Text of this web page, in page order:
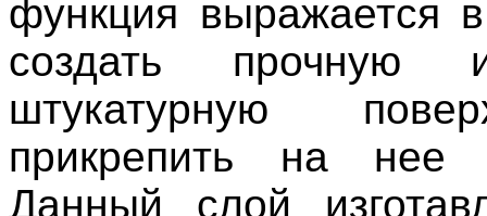
функция выражается
создать прочную
штукатурную
прикрепить на нее
Данный слой